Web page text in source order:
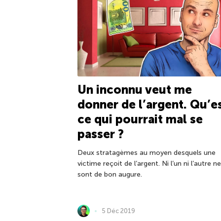
Un inconnu veut me
donner de l’argent.
ce qui pourrait mal se
passer ?
Deux stratagèmes au moyen desquels une
victime reçoit de l’argent. Ni l’un ni l’autre ne
sont de bon augure.
5 Déc 2019